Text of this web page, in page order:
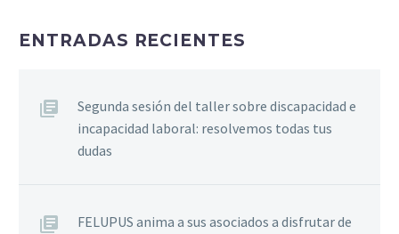
ENTRADAS RECIENTES
Segunda sesión del taller sobre discapacidad e
incapacidad laboral: resolvemos todas tus
dudas
FELUPUS anima a sus asociados a disfrutar de